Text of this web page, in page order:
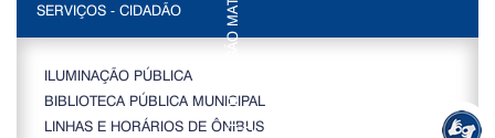
SERVIÇOS - CIDADÃO
ILUMINAÇÃO PÚBLICA
BIBLIOTECA PÚBLICA MUNICIPAL
LINHAS E HORÁRIOS DE ÔNIBUS